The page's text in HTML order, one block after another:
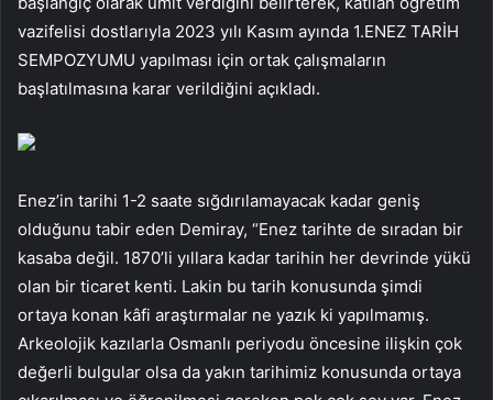
vazifelisi dostlarıyla 2023 yılı Kasım ayında 1.ENEZ TARİH
SEMPOZYUMU yapılması için ortak çalışmaların
başlatılmasına karar verildiğini açıkladı.
Enez’in tarihi 1-2 saate sığdırılamayacak kadar geniş
olduğunu tabir eden Demiray, “Enez tarihte de sıradan bir
kasaba değil. 1870’li yıllara kadar tarihin her devrinde yükü
olan bir ticaret kenti. Lakin bu tarih konusunda şimdi
ortaya konan kâfi araştırmalar ne yazık ki yapılmamış.
Arkeolojik kazılarla Osmanlı periyodu öncesine ilişkin çok
değerli bulgular olsa da yakın tarihimiz konusunda ortaya